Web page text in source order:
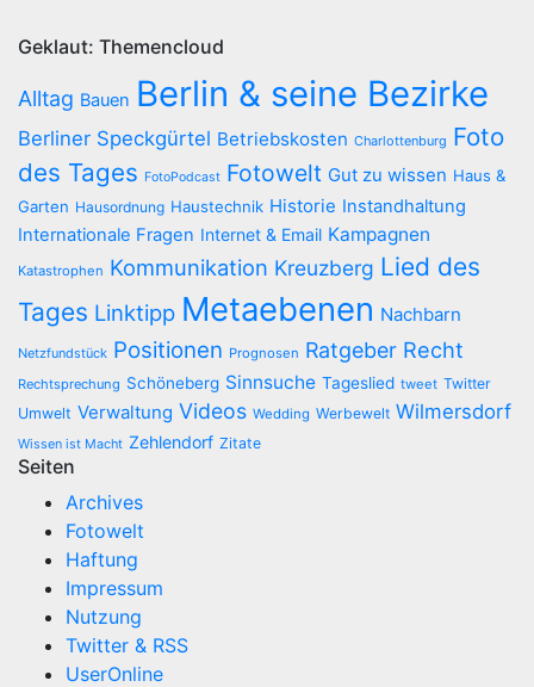
Geklaut: Themencloud
Alltag Bauen Berlin & seine Bezirke
Berliner Speckgürtel Betriebskosten Charlottenburg Foto
des Tages FotoPodcast Fotowelt Gut zu wissen Haus &
Garten Hausordnung Haustechnik Historie Instandhaltung
Internationale Fragen Internet & Email Kampagnen
Katastrophen Kommunikation Kreuzberg Lied des
Tages Linktipp Metaebenen Nachbarn
Netzfundstück Positionen Prognosen Ratgeber Recht
Rechtsprechung Schöneberg Sinnsuche Tageslied tweet Twitter
Umwelt Verwaltung Videos Wedding Werbewelt Wilmersdorf
Wissen ist Macht Zehlendorf Zitate
Seiten
Archives
Fotowelt
Haftung
Impressum
Nutzung
Twitter & RSS
UserOnline